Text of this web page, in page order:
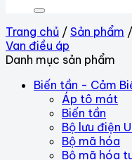
Trang chủ / Sản phẩm /
Van điều áp
Danh mục sản phẩm
Biến tần - Cảm
Áp tô mát
Biến tần
Bộ lưu điện
Bộ mã hóa
Bộ mã hóa